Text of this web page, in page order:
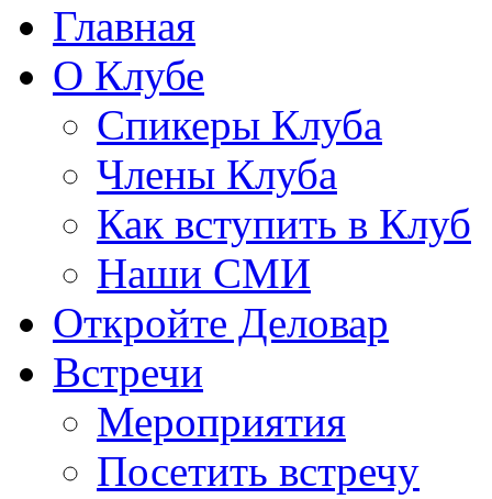
Главная
О Клубе
Спикеры Клуба
Члены Клуба
Как вступить в Клуб
Наши СМИ
Откройте Деловар
Встречи
Мероприятия
Посетить встречу